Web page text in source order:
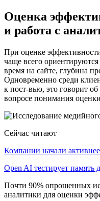
Оценка
и работа с
При оценке
чаще всего
время на сайте, глубина
Одновременно среди
к пост-вью, это говорит
вопросе понимания
Сейчас читают
Компании начали
Open AI тестирует память
Почти 90% опрошенных
аналитики для оценки